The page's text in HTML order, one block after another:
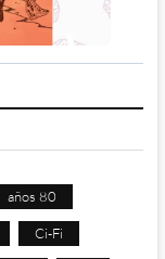
años 80
Ci-Fi